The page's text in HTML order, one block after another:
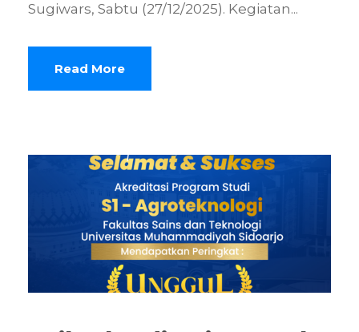
Sugiwars, Sabtu (27/12/2025). Kegiatan...
Read More